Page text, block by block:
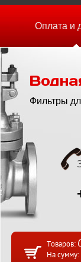
Фильтры
Оплата и
Товаров:
На сумму: